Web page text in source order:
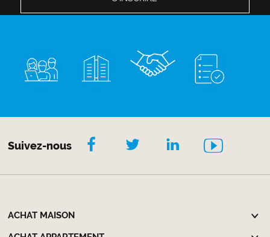
Suivez-nous
ACHAT MAISON